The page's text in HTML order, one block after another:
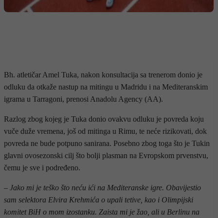
Bh. atletičar Amel Tuka, nakon konsultacija sa trenerom donio je
odluku da otkaže nastup na mitingu u Madridu i na Mediteranskim
igrama u Tarragoni, prenosi Anadolu Agency (AA).
Razlog zbog kojeg je Tuka donio ovakvu odluku je povreda koju
vuče duže vremena, još od mitinga u Rimu, te neće rizikovati, dok
povreda ne bude potpuno sanirana. Posebno zbog toga što je Tukin
glavni ovosezonski cilj što bolji plasman na Evropskom prvenstvu,
čemu je sve i podređeno.
– Jako mi je teško što neću ići na Mediteranske igre. Obavijestio
sam selektora Elvira Krehmića o upali tetive, kao i Olimpijski
komitet BiH o mom izostanku. Zaista mi je žao, ali u Berlinu na